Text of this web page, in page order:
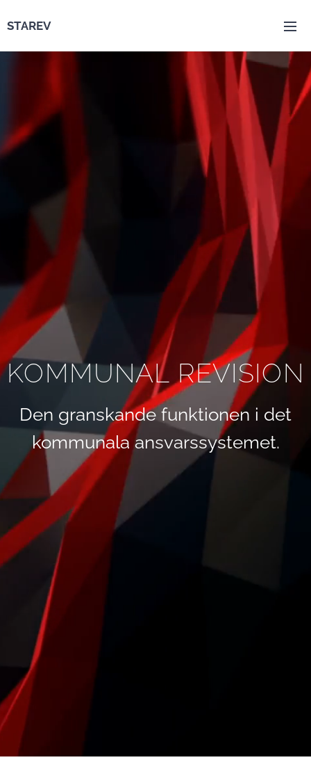
STAREV
KOMMUNAL REVISION
Den granskande funktionen i det
kommunala ansvarssystemet.